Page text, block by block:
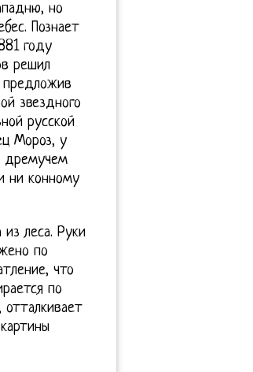
но
Познает
году
решил
предложив
звездного
русской
Мороз, у
дремучем
ни конному
леса. Руки
по
что
по